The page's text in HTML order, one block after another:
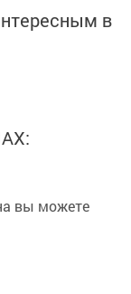
в
вы можете